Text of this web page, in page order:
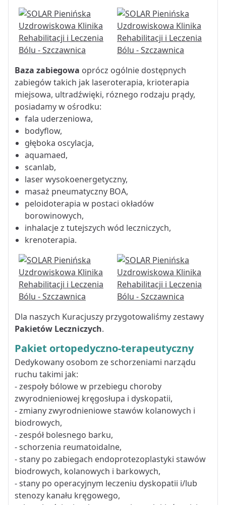
Baza zabiegowa oprócz ogólnie dostępnych
zabiegów takich jak laseroterapia, krioterapia
miejsowa, ultradźwięki, róznego rodzaju prądy,
posiadamy w ośrodku:
fala uderzeniowa,
bodyflow,
głęboka oscylacja,
aquamaed,
scanlab,
laser wysokoenergetyczny,
masaż pneumatyczny BOA,
peloidoterapia w postaci okładów
borowinowych,
inhalacje z tutejszych wód leczniczych,
krenoterapia.
Dla naszych Kuracjuszy przygotowaliśmy zestawy
Pakietów Leczniczych.
Pakiet ortopedyczno-terapeutyczny
Dedykowany osobom ze schorzeniami narządu
ruchu takimi jak:
- zespoły bólowe w przebiegu choroby
zwyrodnieniowej kręgosłupa i dyskopatii,
- zmiany zwyrodnieniowe stawów kolanowych i
biodrowych,
- zespół bolesnego barku,
- schorzenia reumatoidalne,
- stany po zabiegach endoprotezoplastyki stawów
biodrowych, kolanowych i barkowych,
- stany po operacyjnym leczeniu dyskopatii i/lub
stenozy kanału kręgowego,